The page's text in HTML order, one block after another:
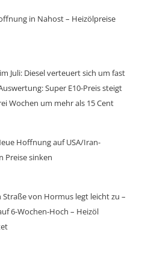
in Nahost – Heizölpreise
Juli: Diesel verteuert sich um fast
Super E10-Preis steigt
Wochen um mehr als 15 Cent
Hoffnung auf USA/Iran-
Preise sinken
von Hormus legt leicht zu –
6-Wochen-Hoch – Heizöl